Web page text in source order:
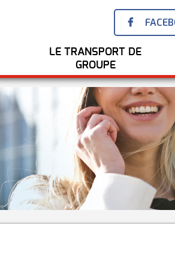
LE TRANSPORT DE
GROUPE